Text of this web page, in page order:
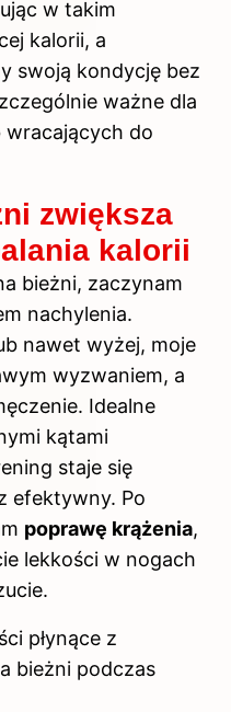
w takim
kalorii, a
swoją kondycję bez
ważne dla
do
zwiększa
kalorii
bieżni, zaczynam
nachylenia.
nawet wyżej, moje
wyzwaniem, a
Idealne
kątami
staje się
efektywny. Po
poprawę krążenia,
lekkości w nogach
płynące z
bieżni podczas